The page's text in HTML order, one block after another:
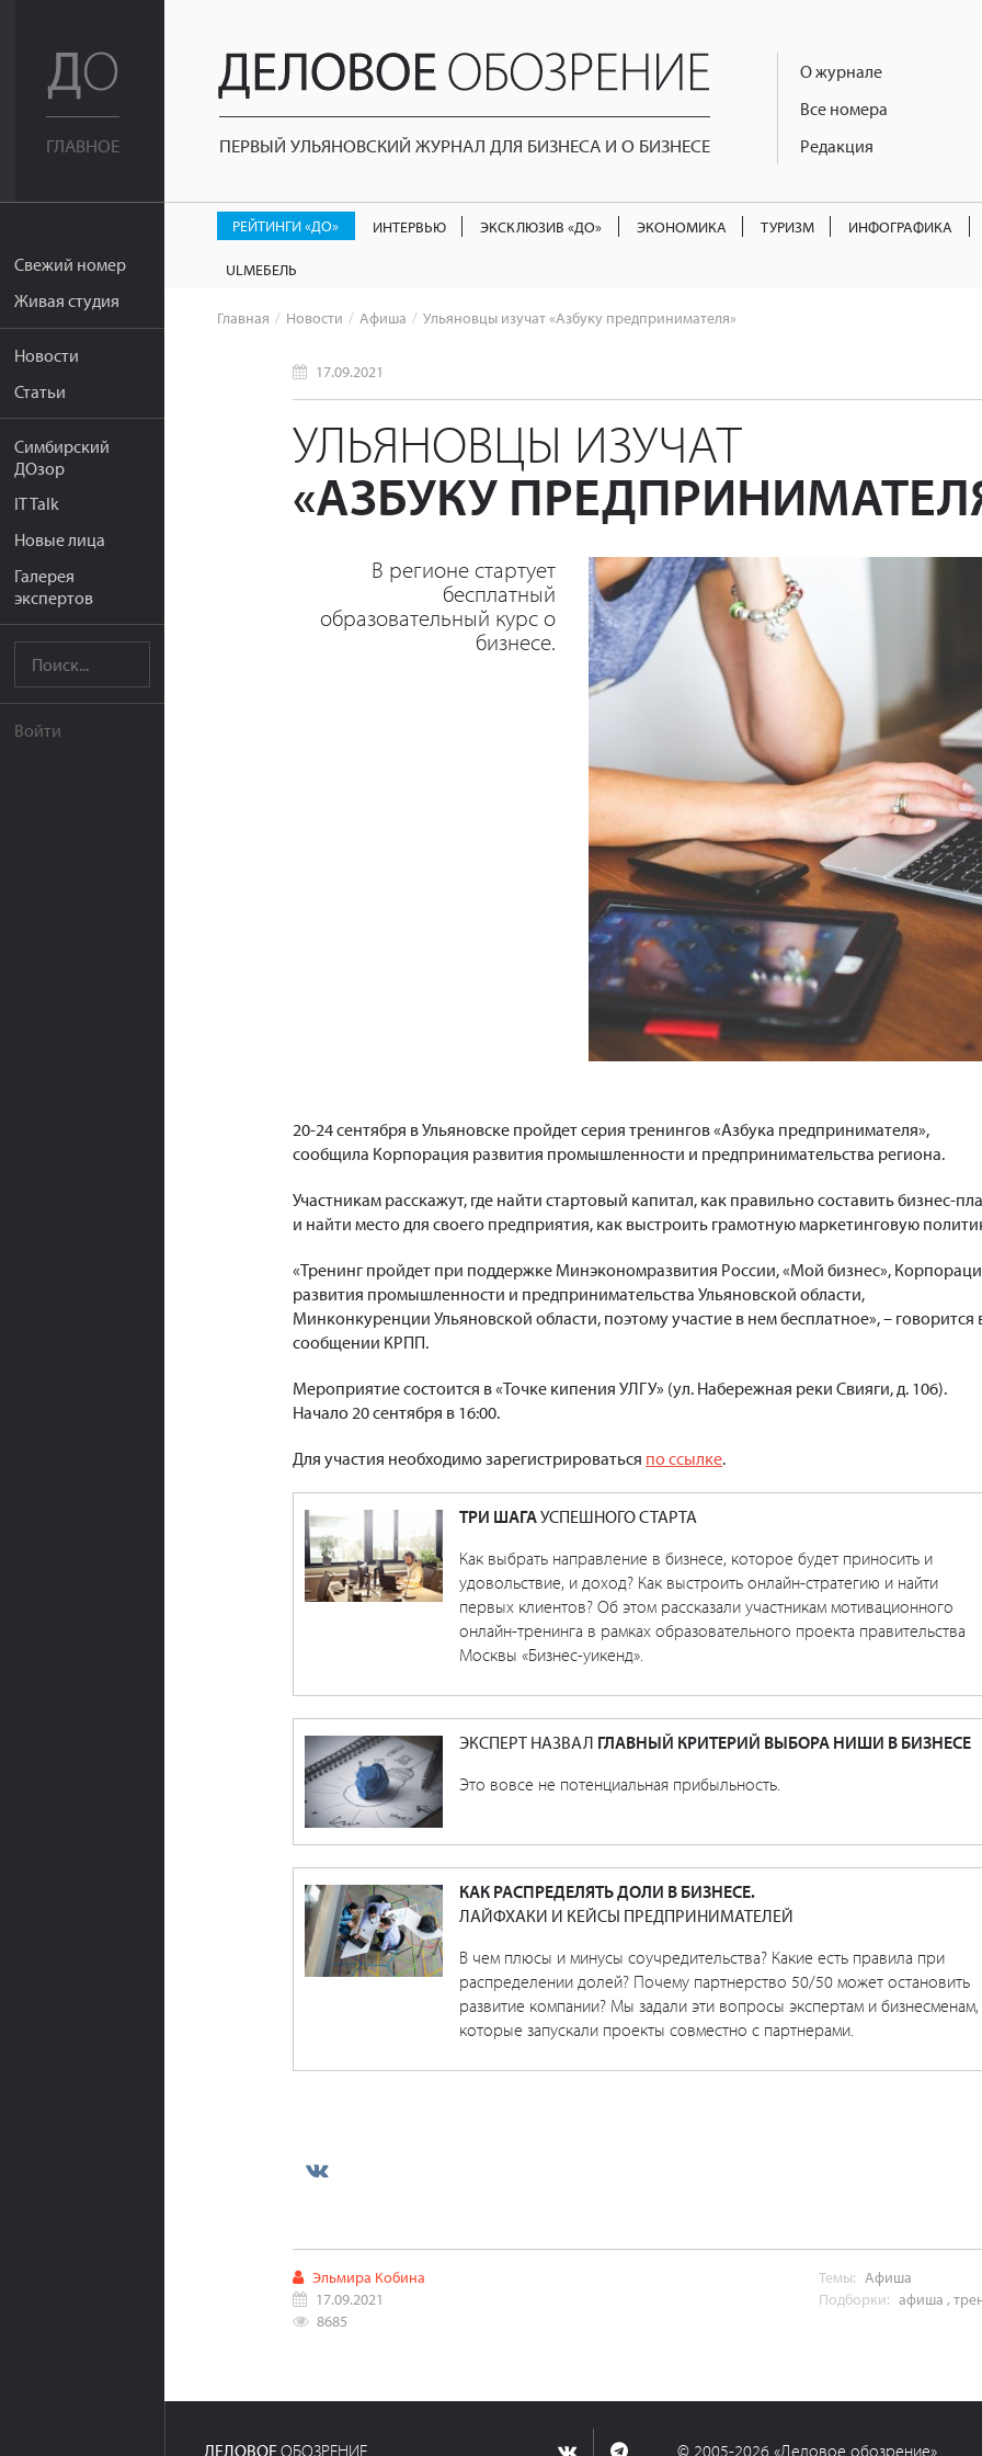
ГЛАВНОЕ
Свежий номер
Живая студия
Новости
Статьи
Симбирский
ДОзор
IT Talk
Новые лица
Галерея
экспертов
Войти
ПЕРВЫЙ УЛЬЯНОВСКИЙ ЖУРНАЛ ДЛЯ БИЗНЕСА И О БИЗНЕСЕ
О журнале
Все номера
Редакция
РЕЙТИНГИ «ДО» ИНТЕРВЬЮ ЭКСКЛЮЗИВ «ДО» ЭКОНОМИКА ТУРИЗМ ИНФОГРАФИКА
ULМЕБЕЛЬ
Главная Новости Афиша Ульяновцы изучат «Азбуку предпринимателя»
17.09.2021
УЛЬЯНОВЦЫ ИЗУЧАТ
«АЗБУКУ
В регионе стартует
бесплатный
образовательный курс о
бизнесе.
20-24 сентября в Ульяновске пройдет серия тренингов «Азбука предпринимателя»,
сообщила Корпорация развития промышленности и предпринимательства региона.
Участникам расскажут, где найти стартовый капитал, как правильно составить бизнес-
и найти место для своего предприятия, как выстроить грамотную маркетинговую
«Тренинг пройдет при поддержке Минэкономразвития России, «Мой бизнес»,
развития промышленности и предпринимательства Ульяновской области,
Минконкуренции Ульяновской области, поэтому участие в нем бесплатное», – говорится
сообщении КРПП.
Мероприятие состоится в «Точке кипения УЛГУ» (ул. Набережная реки Свияги, д. 106).
Начало 20 сентября в 16:00.
Для участия необходимо зарегистрироваться по ссылке.
ТРИ ШАГАУСПЕШНОГО СТАРТА
Как выбрать направление в бизнесе, которое будет приносить и
удовольствие, и доход? Как выстроить онлайн-стратегию и найти
первых клиентов? Об этом рассказали участникам мотивационного
онлайн-тренинга в рамках образовательного проекта правительства
Москвы «Бизнес-уикенд».
ЭКСПЕРТ НАЗВАЛ ГЛАВНЫЙ КРИТЕРИЙ ВЫБОРА НИШИ В БИЗНЕСЕ
Это вовсе не потенциальная прибыльность.
КАК РАСПРЕДЕЛЯТЬ ДОЛИ В БИЗНЕСЕ.
ЛАЙФХАКИ И КЕЙСЫ ПРЕДПРИНИМАТЕЛЕЙ
В чем плюсы и минусы соучредительства? Какие есть правила при
распределении долей? Почему партнерство 50/50 может остановить
развитие компании? Мы задали эти вопросы экспертам и бизнесменам,
которые запускали проекты совместно с партнерами.
Эльмира Кобина
17.09.2021
8685
Темы: Афиша
Подборки: афиша ,
ДЕЛОВОЕ ОБОЗРЕНИЕ © 2005-2026 «Деловое обозрение»